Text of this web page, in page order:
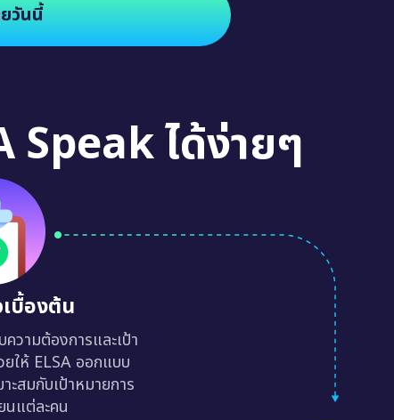
วันนี้
Speak ได้ง่ายๆ
บื้องต้น
วามต้องการและเป้า
ยให้ ELSA ออกแบบ
ะสมกับเป้าหมายการ
นแต่ละคน